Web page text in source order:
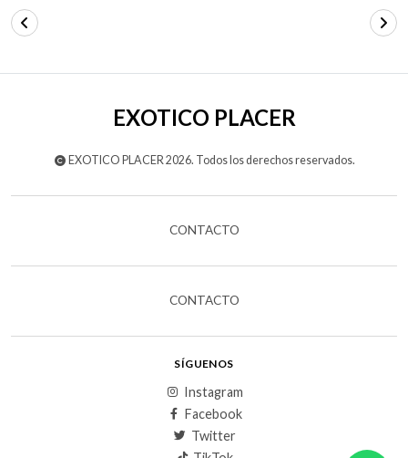
EXOTICO PLACER
EXOTICO PLACER 2026. Todos los derechos reservados.
CONTACTO
CONTACTO
SÍGUENOS
Instagram
Facebook
Twitter